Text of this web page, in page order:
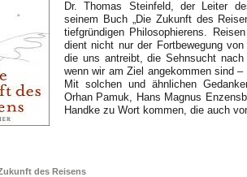
Dr. Thomas Steinfeld, der Leiter
seinem Buch „Die Zukunft des
tiefgründigen Philosophierens.
dient nicht nur der Fortbewegung
die uns antreibt, die Sehnsucht
wenn wir am Ziel angekommen sind
Mit solchen und ähnlichen
Orhan Pamuk, Hans Magnus
Handke zu Wort kommen, die auch
des Reisens